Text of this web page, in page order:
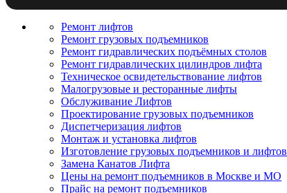
Ремонт лифтов
Ремонт грузовых подъемников
Pемонт гидравлических подъёмных столов
Ремонт гидравлических цилиндров лифта
Техническое освидетельствование лифтов
Малогрузовые и ресторанные лифты
Обслуживание Лифтов
Проектирование грузовых подъемников
Диспетчеризация лифтов
Монтаж и установка лифтов
Изготовление грузовых подъемников и лифтов
Замена Канатов Лифта
Цены на ремонт подъемников в Москве и МО
Прайс на ремонт подъемников